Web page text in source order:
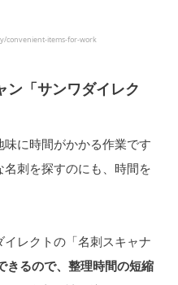
convenient-items-for-work
ン「サンワダイレク
に時間がかかる作業です
刺を探すのにも、時間を
レクトの「名刺スキャナ
きるので、整理時間の短縮